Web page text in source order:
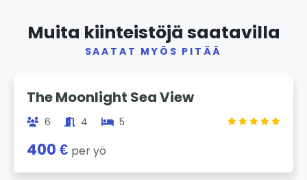
Muita kiinteistöjä saatavilla
SAATAT MYÖS PITÄÄ
The Moonlight Sea View
6 4 5
400 € per yö